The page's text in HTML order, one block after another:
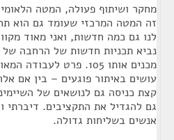
מחקר ושיתוף פעולה, המטה
זה המטה המרכזי שעומד גם הוא
לנו גם כמה חדשות, ואני מאוד
נביא תכניות חדשות של הרחבה
מכנים אותו 105. פרט
עושים באיתור פוגעים – בין אם
קצת כניסה גם לנושאים של
גם להגדיל את התקציבים. דיברתי
אנשים בשליחות גדולה.